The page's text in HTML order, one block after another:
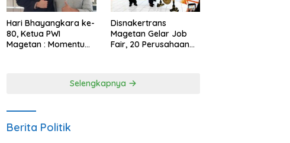
Hari Bhayangkara ke-
80, Ketua PWI
Magetan : Momentum
Disnakertrans
Magetan Gelar Job
Fair, 20 Perusahaan
Selengkapnya
Berita Politik